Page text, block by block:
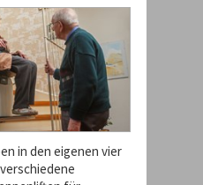
in den eigenen vier